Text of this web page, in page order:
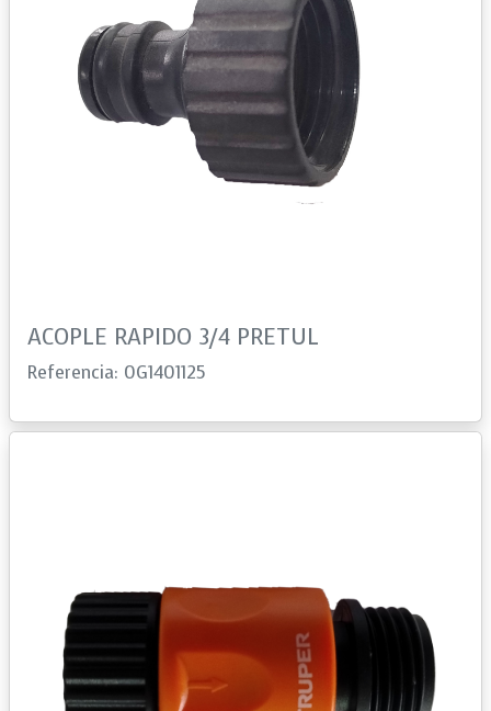
ACOPLE RAPIDO 3/4 PRETUL
Referencia: 0G1401125